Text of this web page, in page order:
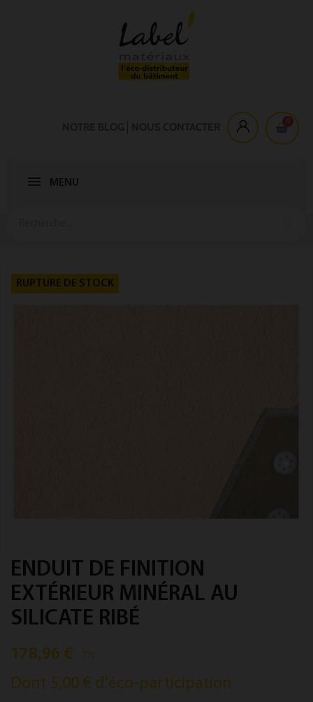
MENU
RUPTURE DE STOCK
ENDUIT DE FINITION
EXTÉRIEUR MINÉRAL AU
SILICATE RIBÉ
178,96 € TTC
Dont 5,00 € d'éco-participation